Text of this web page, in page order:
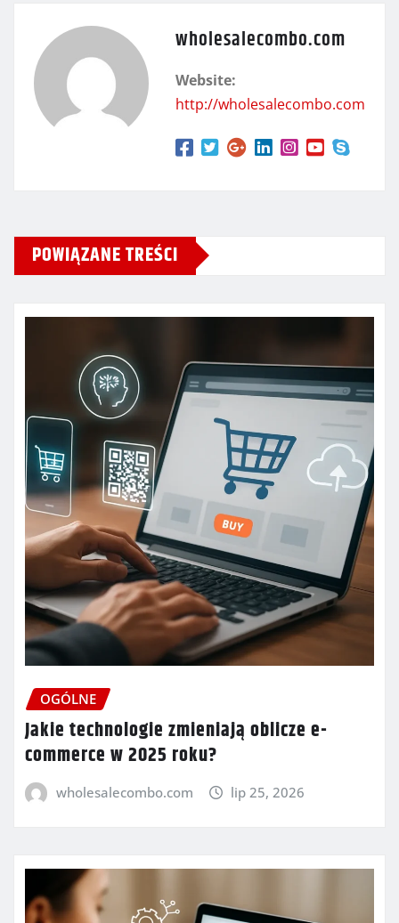
wholesalecombo.com
Website:
http://wholesalecombo.com
POWIĄZANE TREŚCI
OGÓLNE
Jakie technologie zmieniają oblicze e-
commerce w 2025 roku?
wholesalecombo.com lip 25, 2026